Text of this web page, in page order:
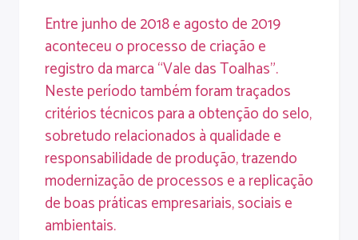
Entre junho de 2018 e agosto de 2019
aconteceu o processo de criação e
registro da marca “Vale das Toalhas”.
Neste período também foram traçados
critérios técnicos para a obtenção do selo,
sobretudo relacionados à qualidade e
responsabilidade de produção, trazendo
modernização de processos e a replicação
de boas práticas empresariais, sociais e
ambientais.